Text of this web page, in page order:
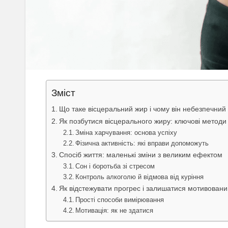
Зміст
Що таке вісцеральний жир і чому він небезпечний
Як позбутися вісцерального жиру: ключові методи
Зміна харчування: основа успіху
Фізична активність: які вправи допоможуть
Спосіб життя: маленькі зміни з великим ефектом
Сон і боротьба зі стресом
Контроль алкоголю й відмова від куріння
Як відстежувати прогрес і залишатися
Прості способи вимірювання
Мотивація: як не здатися